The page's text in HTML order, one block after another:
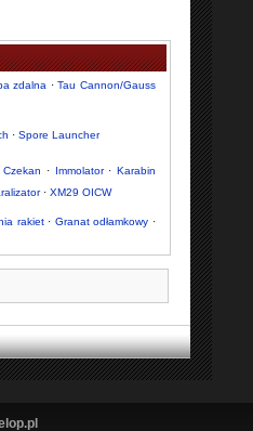
zdalna ·Tau Cannon/Gauss
· Spore Launcher
Czekan · Immolator·Karabin
· XM29 OICW
rakiet· Granat odłamkowy ·